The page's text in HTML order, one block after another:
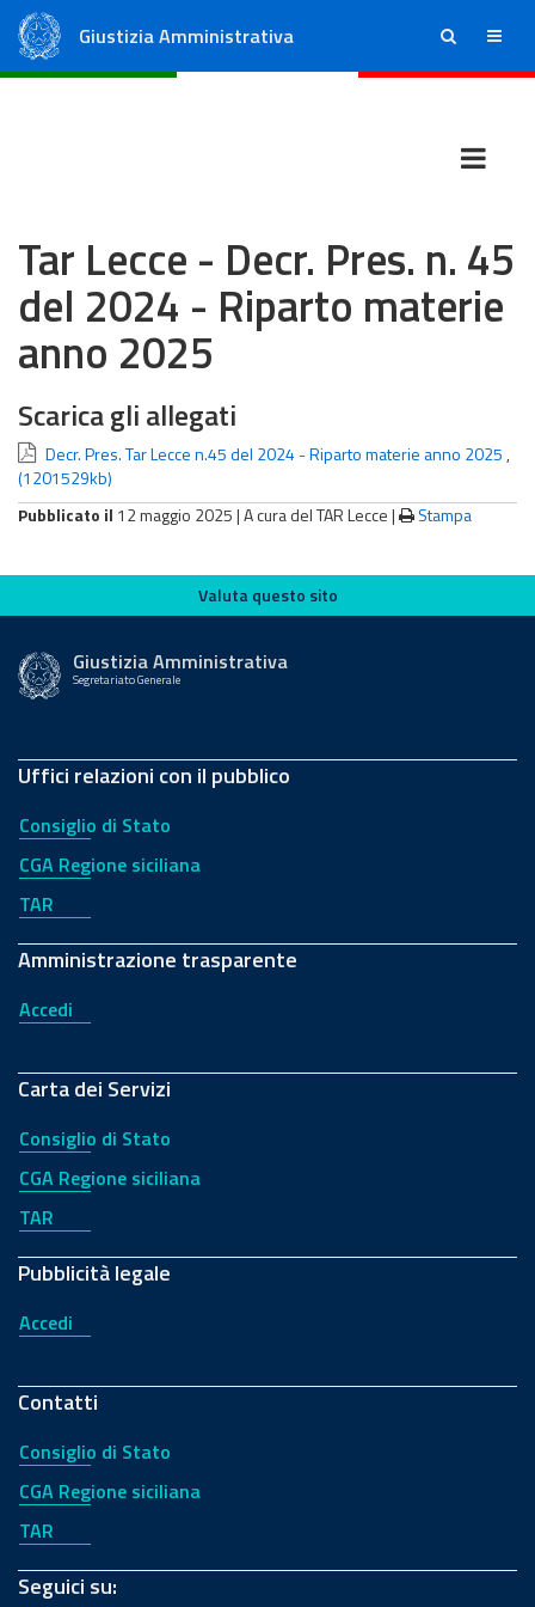
Giustizia Amministrativa ricerca menu
Tar Lecce - Decr. Pres. n. 45
del 2024 - Riparto materie
anno 2025
Scarica gli allegati
Decr. Pres. Tar Lecce n.45 del 2024 - Riparto materie anno 2025 ,
(1201529kb)
Pubblicato il 12 maggio 2025 |A cura del TAR Lecce| Stampa
Valuta questo sito
Valuta questo sito
Giustizia Amministrativa
Segretariato Generale
Uffici relazioni con il pubblico
Consiglio di Stato
CGA Regione siciliana
TAR
Amministrazione trasparente
Accedi
Carta dei Servizi
Consiglio di Stato
CGA Regione siciliana
TAR
Pubblicità legale
Accedi
Contatti
Consiglio di Stato
CGA Regione siciliana
TAR
Seguici su: